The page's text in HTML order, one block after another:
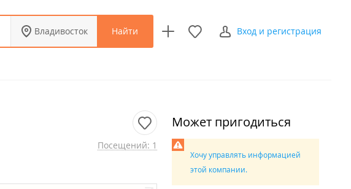
Владивосток Найти Вход и регистрация
Посещений: 1
Может пригодиться
Хочу управлять информацией
этой компании.